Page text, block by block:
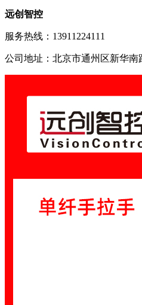
远创智控
服务热线：13911224111
公司地址：北京市通州区新华南